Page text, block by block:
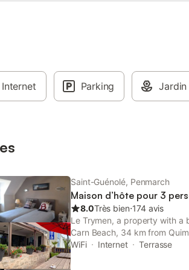
Internet Parking Jardin
Saint-Guénolé, Penmarch
Maison d’hôte pour 3
8.0Très bien⋅174 avis
Le Trymen, a property with a
Carn Beach, 34 km from
County Museum.
WiFi Internet Terrasse